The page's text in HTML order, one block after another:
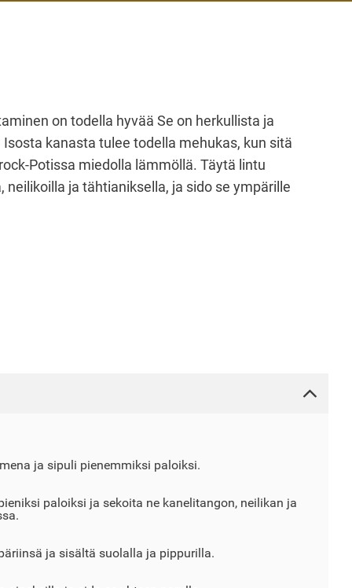
on todella hyvää Se on herkullista ja
kanasta tulee todella mehukas, kun sitä
Potissa miedolla lämmöllä. Täytä lintu
neilikoilla ja tähtianiksella, ja sido se ympärille
ja sipuli pienemmiksi paloiksi.
paloiksi ja sekoita ne kanelitangon, neilikan ja
ja sisältä suolalla ja pippurilla.